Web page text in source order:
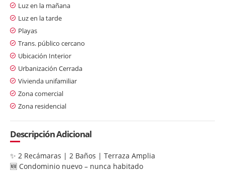
Luz en la mañana
Luz en la tarde
Playas
Trans. público cercano
Ubicación Interior
Urbanización Cerrada
Vivienda unifamiliar
Zona comercial
Zona residencial
Descripción Adicional
✨ 2 Recámaras | 2 Baños | Terraza Amplia
🆕 Condominio nuevo – nunca habitado